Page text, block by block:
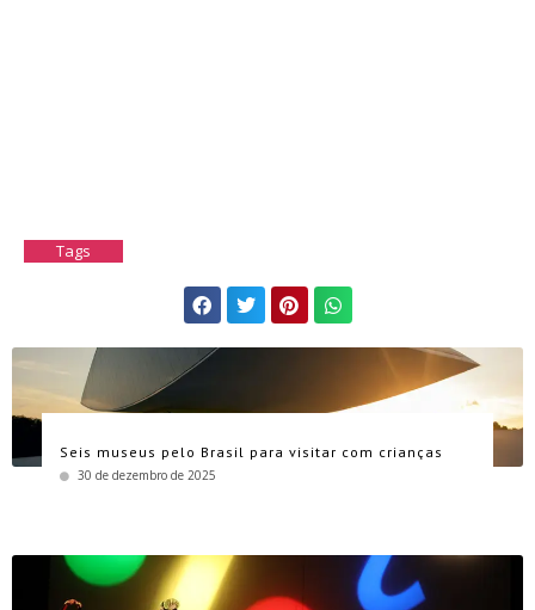
Tags
Seis museus pelo Brasil para visitar com crianças
30 de dezembro de 2025